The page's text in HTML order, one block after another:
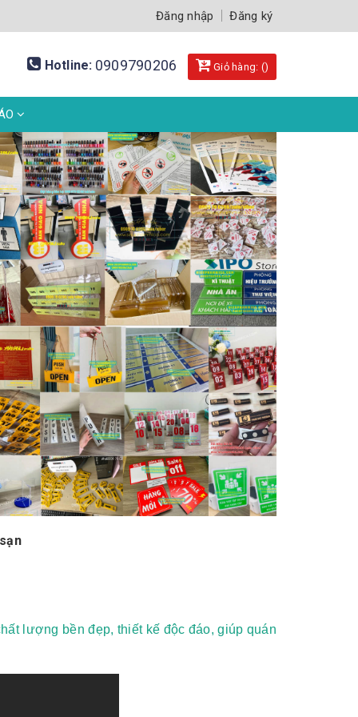
Đăng nhập Đăng ký
Hotline: 0909790206 Giỏ hàng: ()
lượng bền đẹp, thiết kế độc đáo, giúp quán